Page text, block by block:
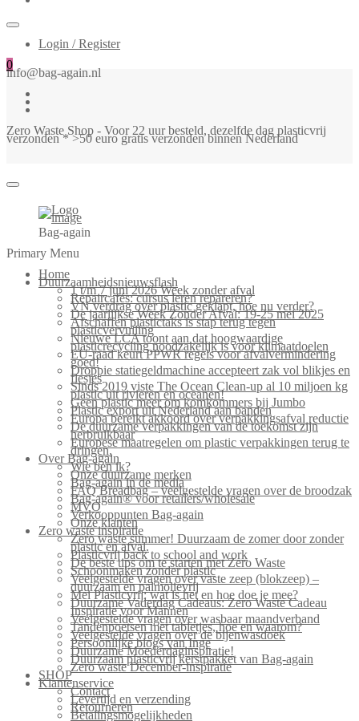
Login / Register
0
info@bag-again.nl
Zero Waste Shop - Voor 22 uur besteld, dezelfde dag plasticvrij
verzonden * >50 euro gratis verzonden binnen Nederland
Bag-again
Primary Menu
Home
Duurzaamheidsnieuwsflash
1 t/m 7 juni 2026 Week zonder afval
Repaircafés: cursus leren repareren?
VN verdrag over plastic geklapt, hoe nu verder?
De jaarlijkse Week Zonder Afval: 19-25 mei 2025
Afschaffen plastictaks is stap terug tegen
plasticvervuiling
Nieuwe LCA toont aan dat hoogwaardige
plasticrecycling noodzakelijk is voor klimaatdoelen
EU-raad keurt PPWR regels voor afvalvermindering
goed!
Droppie statiegeldmachine accepteert zak vol blikjes en
flesjes
Sinds 2019 viste The Ocean Clean-up al 10 miljoen kg
plastic uit rivieren en oceanen!
Geen plastic meer om komkommers bij Jumbo
Plastic export uit Nederland aan banden
Europa bereikt akkoord over verpakkingsafval reductie
De duurzame verpakkingen van de toekomst zijn
herbruikbaar
Europese maatregelen om plastic verpakkingen terug te
dringen.
Over Bag-again
Wie ben ik?
Onze duurzame merken
Bag-again in de media
FAQ Breadbag – veelgestelde vragen over de broodzak
Bag-again® voor retailers/wholesale
MVO
Verkooppunten Bag-again
Onze klanten
Zero waste inspiratie
Zero waste summer! Duurzaam de zomer door zonder
plastic en afval.
Plasticvrij back to school and work
De beste tips om te starten met Zero Waste
Schoonmaken zonder plastic
Veelgestelde vragen over vaste zeep (blokzeep) –
duurzaam en palmolievrij
Mei Plasticvrij: wat is het en hoe doe je mee?
Duurzame Vaderdag Cadeaus: Zero Waste Cadeau
Inspiratie voor Mannen
Veelgestelde vragen over wasbaar maandverband
Tandenpoetsen met tabletjes, hoe en waarom?
Veelgestelde vragen over de bijenwasdoek
Persoonlijke blogs van Inge
Duurzame Moederdaginspiratie!
Duurzaam plasticvrij kerstpakket van Bag-again
Zero waste December-inspiratie
SHOP
Klantenservice
Contact
Levertijd en verzending
Retourneren
Betalingsmogelijkheden